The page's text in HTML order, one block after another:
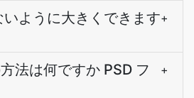
ように大きくできます+
法は何ですか PSD フ
+